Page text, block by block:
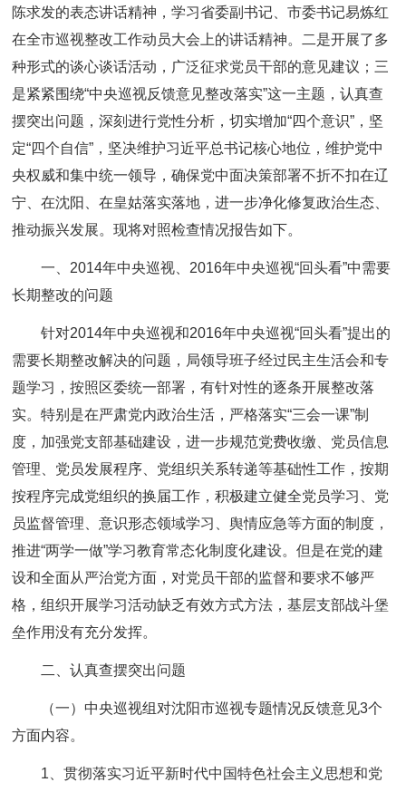
陈求发的表态讲话精神，学习省委副书记、市委书记易炼红
在全市巡视整改工作动员大会上的讲话精神。二是开展了多
种形式的谈心谈话活动，广泛征求党员干部的意见建议；三
是紧紧围绕“中央巡视反馈意见整改落实”这一主题，认真查
摆突出问题，深刻进行党性分析，切实增加“四个意识”，坚
定“四个自信”，坚决维护习近平总书记核心地位，维护党中
央权威和集中统一领导，确保党中面决策部署不折不扣在辽
宁、在沈阳、在皇姑落实落地，进一步净化修复政治生态、
推动振兴发展。现将对照检查情况报告如下。
一、2014年中央巡视、2016年中央巡视“回头看”中需要
长期整改的问题
针对2014年中央巡视和2016年中央巡视“回头看”提出的
需要长期整改解决的问题，局领导班子经过民主生活会和专
题学习，按照区委统一部署，有针对性的逐条开展整改落
实。特别是在严肃党内政治生活，严格落实“三会一课”制
度，加强党支部基础建设，进一步规范党费收缴、党员信息
管理、党员发展程序、党组织关系转递等基础性工作，按期
按程序完成党组织的换届工作，积极建立健全党员学习、党
员监督管理、意识形态领域学习、舆情应急等方面的制度，
推进“两学一做”学习教育常态化制度化建设。但是在党的建
设和全面从严治党方面，对党员干部的监督和要求不够严
格，组织开展学习活动缺乏有效方式方法，基层支部战斗堡
垒作用没有充分发挥。
二、认真查摆突出问题
（一）中央巡视组对沈阳市巡视专题情况反馈意见3个
方面内容。
1、贯彻落实习近平新时代中国特色社会主义思想和党